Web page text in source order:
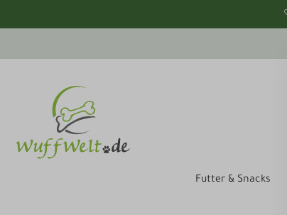
Futter & Snacks